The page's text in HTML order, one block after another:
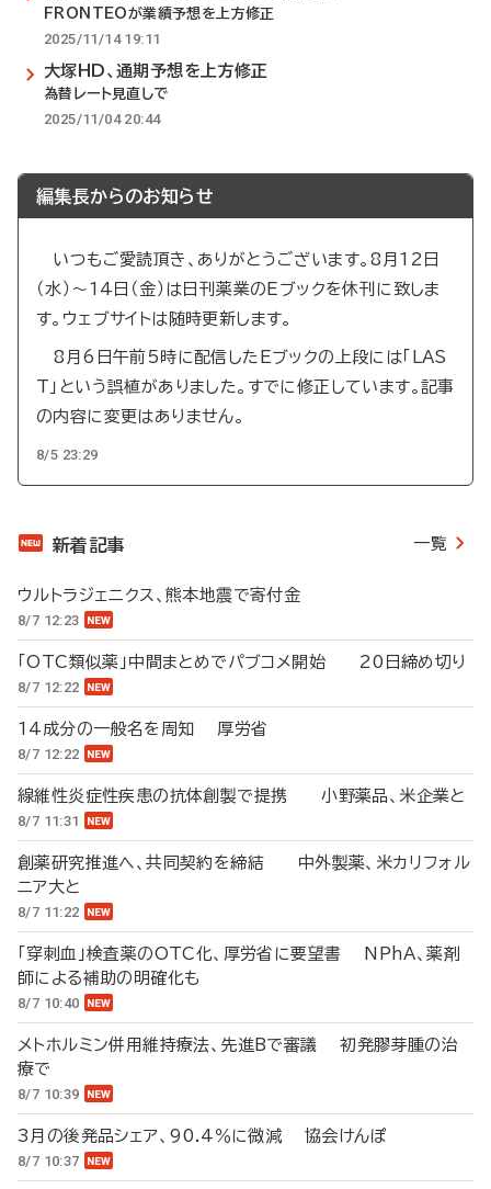
FRONTEOが業績予想を上方修正
2025/11/14 19:11
大塚HD、通期予想を上方修正
為替レート見直しで
2025/11/04 20:44
編集長からのお知らせ
いつもご愛読頂き、ありがとうございます。8月12日
（水）～14日（金）は日刊薬業のEブックを休刊に致しま
す。ウェブサイトは随時更新します。
8月6日午前5時に配信したEブックの上段には「LAS
T」という誤植がありました。すでに修正しています。記事
の内容に変更はありません。
8/5 23:29
新着記事 一覧
ウルトラジェニクス、熊本地震で寄付金
8/7 12:23
「OTC類似薬」中間まとめでパブコメ開始 20日締め切り
8/7 12:22
14成分の一般名を周知 厚労省
8/7 12:22
線維性炎症性疾患の抗体創製で提携 小野薬品、米企業と
8/7 11:31
創薬研究推進へ、共同契約を締結 中外製薬、米カリフォル
ニア大と
8/7 11:22
「穿刺血」検査薬のOTC化、厚労省に要望書 NPhA、薬剤
師による補助の明確化も
8/7 10:40
メトホルミン併用維持療法、先進Bで審議 初発膠芽腫の治
療で
8/7 10:39
3月の後発品シェア、90.4％に微減 協会けんぽ
8/7 10:37